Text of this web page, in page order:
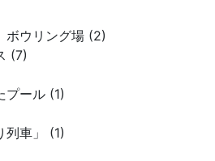
ボウリング場 (2)
(7)
プール (1)
列車」 (1)